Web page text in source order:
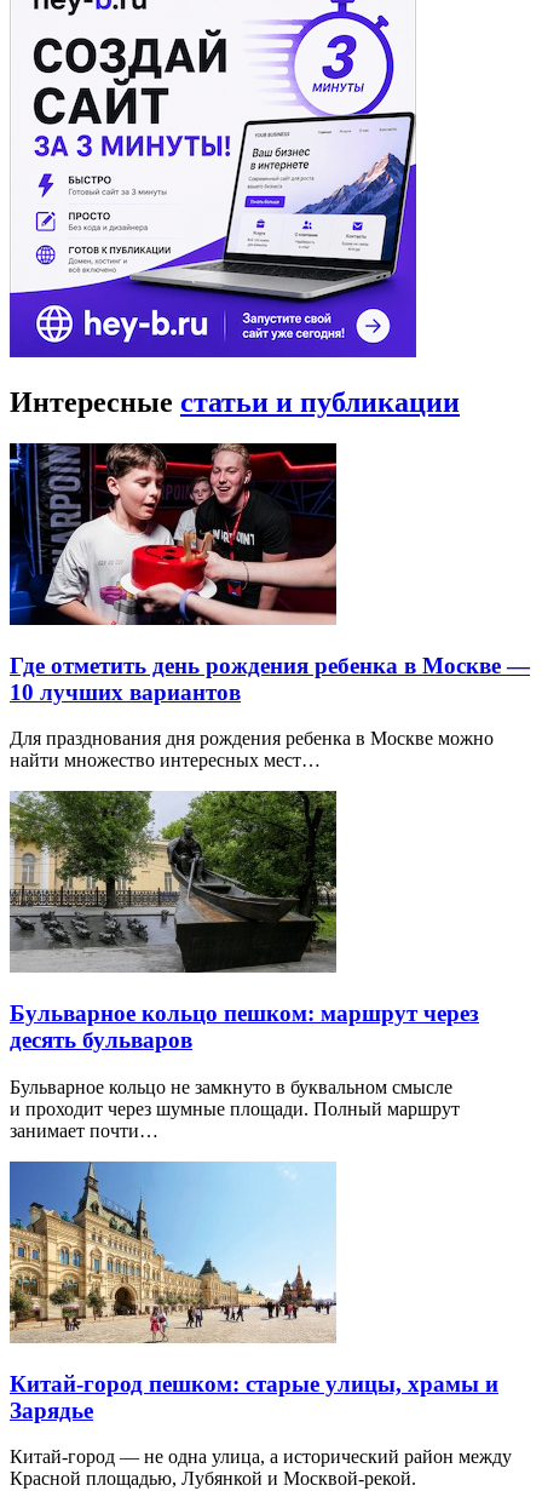
Интересные статьи и публикации
Где отметить день рождения ребенка в Москве —
10 лучших вариантов
Для празднования дня рождения ребенка в Москве можно
найти множество интересных мест…
Бульварное кольцо пешком: маршрут через
десять бульваров
Бульварное кольцо не замкнуто в буквальном смысле
и проходит через шумные площади. Полный маршрут
занимает почти…
Китай-город пешком: старые улицы, храмы и
Зарядье
Китай-город — не одна улица, а исторический район между
Красной площадью, Лубянкой и Москвой-рекой.